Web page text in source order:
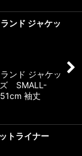
ンド ジャケッ
ンド ジャケッ
SMALL-
袖丈
トライナー